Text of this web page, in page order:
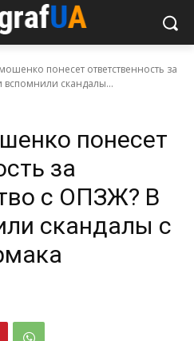
понесет ответственность за
вспомнили скандалы...
понесет
за
с ОПЗЖ? В
скандалы с